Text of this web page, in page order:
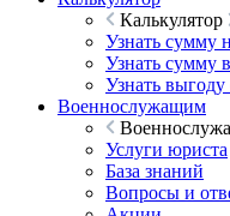
Калькулятор
Узнать сумму
Узнать сумму
Узнать
Военнослужащим
Услуги юриста
База знаний
Вопросы и